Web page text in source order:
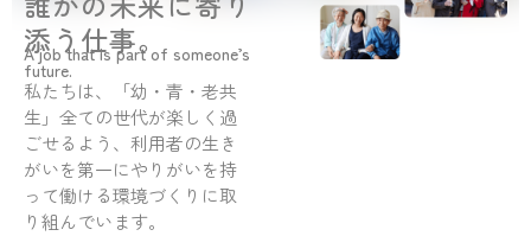
添う仕事。
A job that is part of someone’s
future.
私たちは、「幼・青・老共
生」全ての世代が楽しく過
ごせるよう、利用者の生き
がいを第一にやりがいを持
って働ける環境づくりに取
り組んでいます。